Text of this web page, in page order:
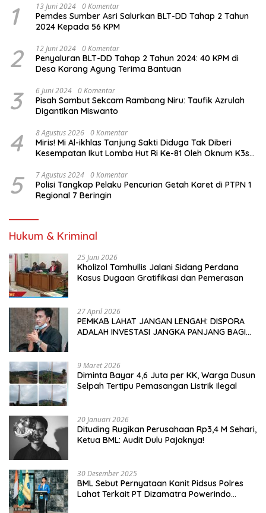
1 13 Juni 2024 0 Komentar
Pemdes Sumber Asri Salurkan BLT-DD Tahap 2 Tahun
2024 Kepada 56 KPM
2 12 Juni 2024 0 Komentar
Penyaluran BLT-DD Tahap 2 Tahun 2024: 40 KPM di
Desa Karang Agung Terima Bantuan
3 6 Juni 2024 0 Komentar
Pisah Sambut Sekcam Rambang Niru: Taufik Azrulah
Digantikan Miswanto
4 8 Agustus 2026 0 Komentar
Miris! Mi Al-ikhlas Tanjung Sakti Diduga Tak Diberi
Kesempatan Ikut Lomba Hut Ri Ke-81 Oleh Oknum K3s
5 7 Agustus 2024 0 Komentar
Polisi Tangkap Pelaku Pencurian Getah Karet di PTPN 1
Regional 7 Beringin
Hukum & Kriminal
25 Juni 2026
Kholizol Tamhullis Jalani Sidang Perdana
Kasus Dugaan Gratifikasi dan Pemerasan
27 April 2026
PEMKAB LAHAT JANGAN LENGAH: DISPORA
ADALAH INVESTASI JANGKA PANJANG BAGI
9 Maret 2026
Diminta Bayar 4,6 Juta per KK, Warga Dusun
Selpah Tertipu Pemasangan Listrik Ilegal
20 Januari 2026
Dituding Rugikan Perusahaan Rp3,4 M Sehari,
Ketua BML: Audit Dulu Pajaknya!
30 Desember 2025
BML Sebut Pernyataan Kanit Pidsus Polres
Lahat Terkait PT Dizamatra Powerindo